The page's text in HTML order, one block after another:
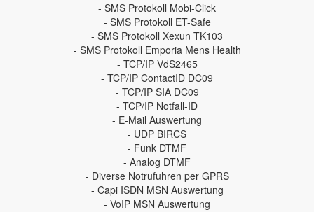
- SMS Protokoll Mobi-Click
- SMS Protokoll ET-Safe
- SMS Protokoll Xexun TK103
- SMS Protokoll Emporia Mens Health
- TCP/IP VdS2465
- TCP/IP ContactID DC09
- TCP/IP SIA DC09
- TCP/IP Notfall-ID
- E-Mail Auswertung
- UDP BIRCS
- Funk DTMF
- Analog DTMF
- Diverse Notrufuhren per GPRS
- Capi ISDN MSN Auswertung
- VoIP MSN Auswertung